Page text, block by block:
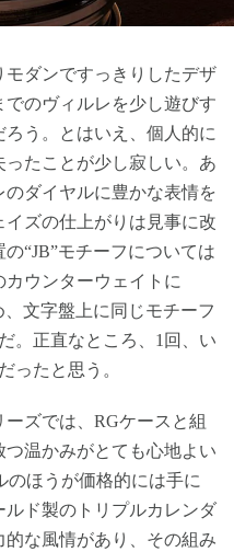
ダンですっきりしたデザ
のヴィルレを少し遊びす
う。とはいえ、個人的に
たことが少し寂しい。あ
ダイヤルに豊かな表情を
ズの仕上がりは見事に改
“JB”モチーフについては
ウンターウェイトに
、文字盤上に同じモチーフ
。正直なところ、1回、い
ったと思う。
ズでは、RGケースと組
温かみがとても心地よい
のほうが価格的には手に
ド製のトリプルカレンダ
な風情があり、その組み